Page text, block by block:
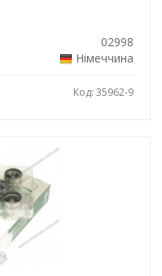
02998
Німеччина
Код: 35962-9